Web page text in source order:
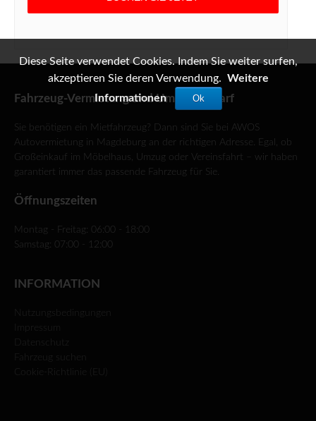
Fahrzeug-Vermietung und Umzugsbedarf
Sie benötigen ein Mietfahrzeug? Dann sind Sie bei AWOS
Autovermietung in Magdeburg an der richtigen Adresse. Egal, ob
Großeinkauf im Möbelhaus, Umzug oder Vereinsfahrt – wir haben
garantiert immer das passende Fahrzeug für Sie.
Öffnungszeiten
Montag - Freitag: 06:00 - 18:00
Samstag: 07:00 - 12:00
INFORMATION
Nutzungsbedingungen
Fahrzeug suchen
Cookie-Richtlinie (EU)
Diese Seite verwendet Cookies. Indem Sie weiter surfen,
akzeptieren Sie deren Verwendung. Weitere
Informationen
Ok